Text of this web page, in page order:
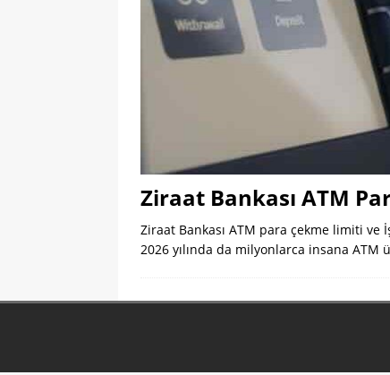
Ziraat Bankası ATM
Ziraat Bankası ATM para çekme limiti ve
2026 yılında da milyonlarca insana